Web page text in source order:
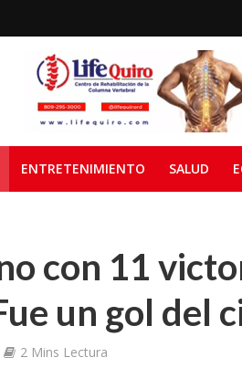
ENTRETENIMIENTO SALUD
con 11
un gol del
2 Mins Lectura